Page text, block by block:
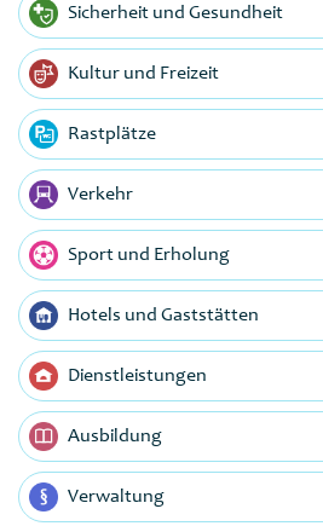
Sicherheit und Gesundheit
Kultur und Freizeit
Rastplätze
Verkehr
Sport und Erholung
Hotels und Gaststätten
Dienstleistungen
Ausbildung
Verwaltung